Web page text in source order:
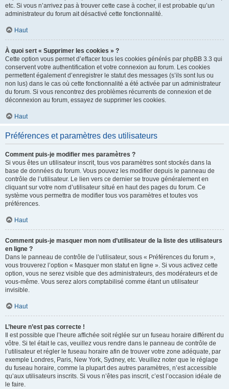
etc. Si vous n’arrivez pas à trouver cette case à cocher, il est probable qu’un
administrateur du forum ait désactivé cette fonctionnalité.
Haut
À quoi sert « Supprimer les cookies » ?
Cette option vous permet d’effacer tous les cookies générés par phpBB 3.3 qui
conservent votre authentification et votre connexion au forum. Les cookies
permettent également d’enregistrer le statut des messages (s’ils sont lus ou
non lus) dans le cas où cette fonctionnalité a été activée par un administrateur
du forum. Si vous rencontrez des problèmes récurrents de connexion et de
déconnexion au forum, essayez de supprimer les cookies.
Haut
Préférences et paramètres des utilisateurs
Comment puis-je modifier mes paramètres ?
Si vous êtes un utilisateur inscrit, tous vos paramètres sont stockés dans la
base de données du forum. Vous pouvez les modifier depuis le panneau de
contrôle de l’utilisateur. Le lien vers ce dernier se trouve généralement en
cliquant sur votre nom d’utilisateur situé en haut des pages du forum. Ce
système vous permettra de modifier tous vos paramètres et toutes vos
préférences.
Haut
Comment puis-je masquer mon nom d’utilisateur de la liste des utilisateurs
en ligne ?
Dans le panneau de contrôle de l’utilisateur, sous « Préférences du forum »,
vous trouverez l’option « Masquer mon statut en ligne ». Si vous activez cette
option, vous ne serez visible que des administrateurs, des modérateurs et de
vous-même. Vous serez alors comptabilisé comme étant un utilisateur
invisible.
Haut
L’heure n’est pas correcte !
Il est possible que l’heure affichée soit réglée sur un fuseau horaire différent du
vôtre. Si tel était le cas, veuillez vous rendre dans le panneau de contrôle de
l’utilisateur et régler le fuseau horaire afin de trouver votre zone adéquate, par
exemple Londres, Paris, New York, Sydney, etc. Veuillez noter que le réglage
du fuseau horaire, comme la plupart des autres paramètres, n’est accessible
qu’aux utilisateurs inscrits. Si vous n’êtes pas inscrit, c’est l’occasion idéale de
le faire.